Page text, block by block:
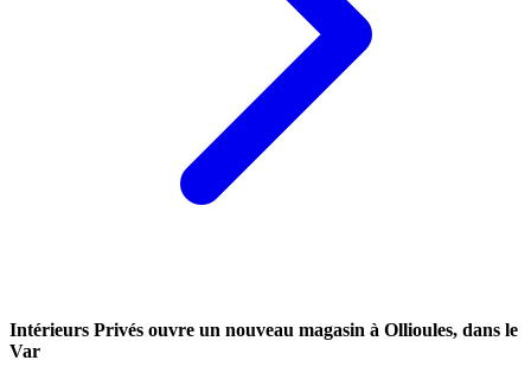
Intérieurs Privés ouvre un nouveau magasin à Ollioules, dans le
Var